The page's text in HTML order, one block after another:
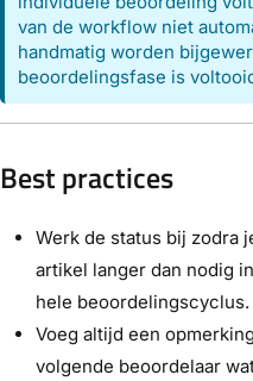
van de workflow niet
handmatig worden
beoordelingsfase is
Best practices
Werk de status bij zodra
artikel langer dan nodig
hele beoordelingscyclus.
Voeg altijd een
volgende beoordelaar